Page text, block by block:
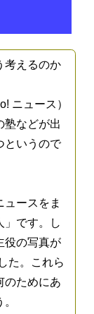
考えるのか
ニュース）
などが出
というので
ースをま
」です。し
役の写真が
た。これら
のためにあ